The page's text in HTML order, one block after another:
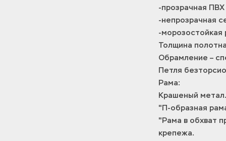
-прозрачная
-непрозрачная
-
Толщина
Обрамление –
Петля
Рама:
Крашеный метал.
"П-образная
"Рама в обхват
крепежа.